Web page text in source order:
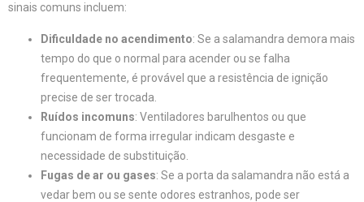
sinais comuns incluem:
Dificuldade no acendimento: Se a salamandra demora mais
tempo do que o normal para acender ou se falha
frequentemente, é provável que a resistência de ignição
precise de ser trocada.
Ruídos incomuns: Ventiladores barulhentos ou que
funcionam de forma irregular indicam desgaste e
necessidade de substituição.
Fugas de ar ou gases: Se a porta da salamandra não está a
vedar bem ou se sente odores estranhos, pode ser